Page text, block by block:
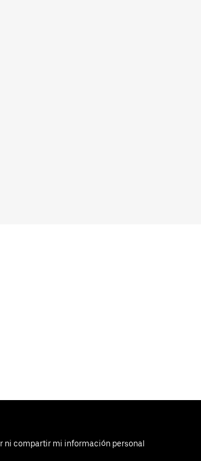
ni compartir mi información personal